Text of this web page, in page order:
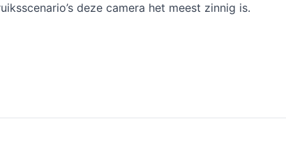
deze camera het meest zinnig is.